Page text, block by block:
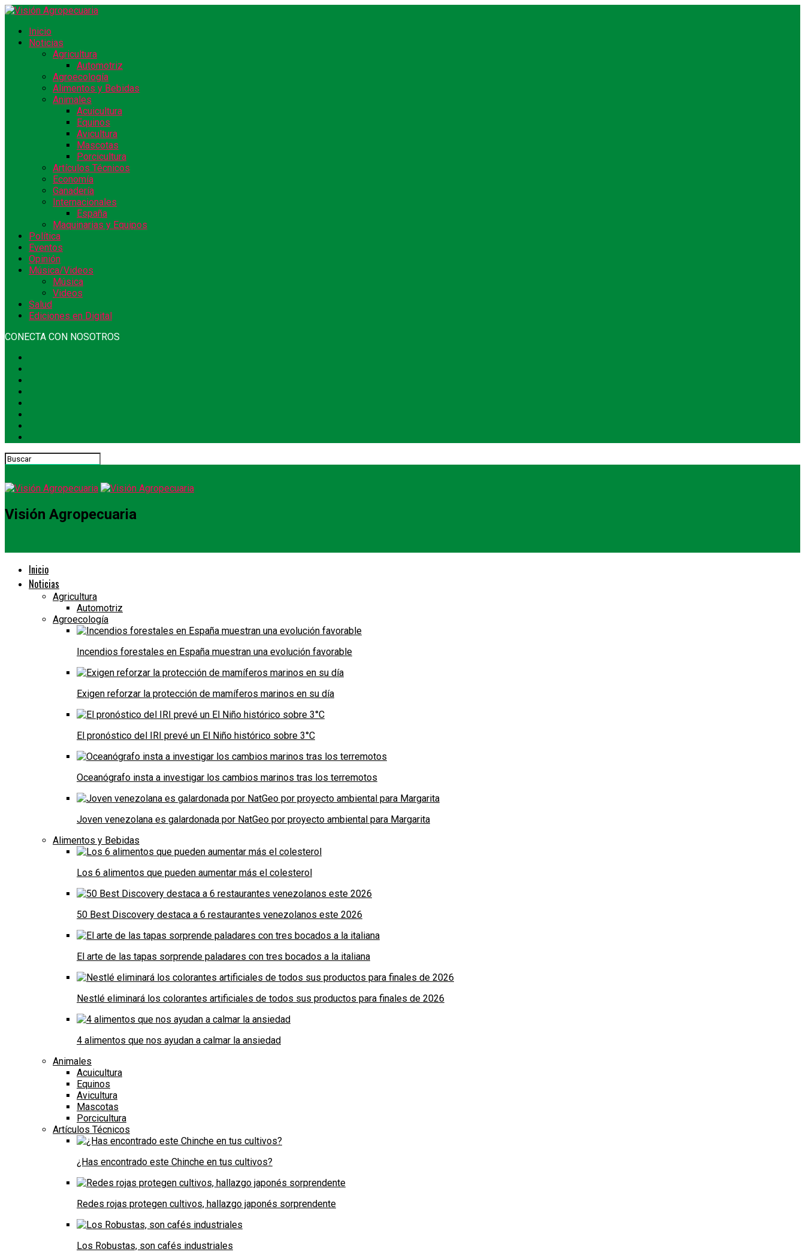
Inicio
Noticias
Agricultura
Automotriz
Agroecología
Alimentos y Bebidas
Animales
Acuicultura
Equinos
Avicultura
Mascotas
Porcicultura
Artículos Técnicos
Economía
Ganadería
Internacionales
España
Maquinarias y Equipos
Política
Eventos
Opinión
Música/Videos
Música
Videos
Salud
Ediciones en Digital
CONECTA CON NOSOTROS
Visión Agropecuaria
Inicio
Noticias
Agricultura
Automotriz
Agroecología
Incendios forestales en España muestran una evolución favorable
Exigen reforzar la protección de mamíferos marinos en su día
El pronóstico del IRI prevé un El Niño histórico sobre 3°C
Oceanógrafo insta a investigar los cambios marinos tras los terremotos
Joven venezolana es galardonada por NatGeo por proyecto ambiental para Margarita
Alimentos y Bebidas
Los 6 alimentos que pueden aumentar más el colesterol
50 Best Discovery destaca a 6 restaurantes venezolanos este 2026
El arte de las tapas sorprende paladares con tres bocados a la italiana
Nestlé eliminará los colorantes artificiales de todos sus productos para finales de 2026
4 alimentos que nos ayudan a calmar la ansiedad
Animales
Acuicultura
Equinos
Avicultura
Mascotas
Porcicultura
Artículos Técnicos
¿Has encontrado este Chinche en tus cultivos?
Redes rojas protegen cultivos, hallazgo japonés sorprendente
Los Robustas, son cafés industriales